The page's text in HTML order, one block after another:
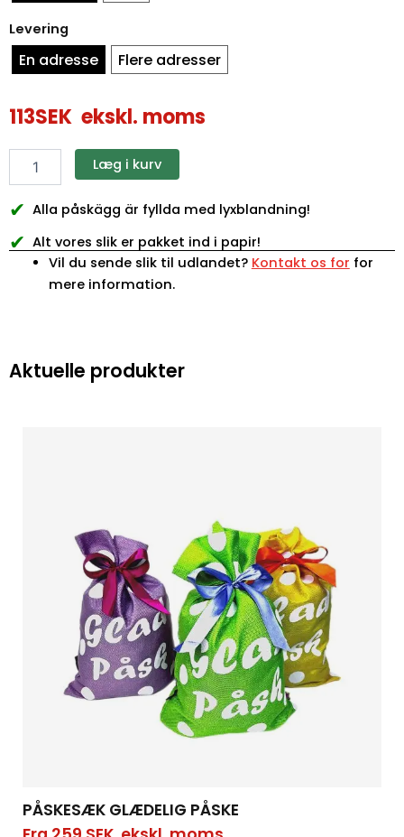
Levering
En adresse Flere adresser
113SEK ekskl. moms
Læg i kurv
✔ Alla påskägg är fyllda med lyxblandning!
✔ Alt vores slik er pakket ind i papir!
Vil du sende slik til udlandet? Kontakt os for for
mere information.
Aktuelle produkter
PÅSKESÆK GLÆDELIG PÅSKE